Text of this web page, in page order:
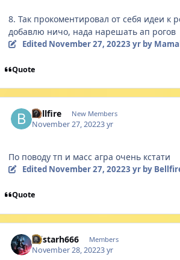
8. Так прокоментировал от себя идеи к
добавлю ничо, нада нарешать ап рогов
Edited November 27, 20223 yrby
Quote
Bellfire New Members
November 27, 20223 yr
По поводу тп и масс агра очень кстати
Edited November 27, 20223 yrby
Quote
Alistarh666 Members
November 28, 20223 yr